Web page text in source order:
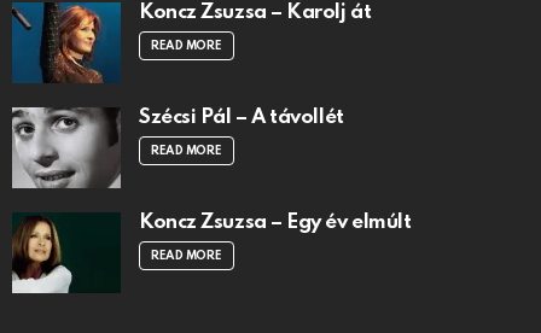
Koncz Zsuzsa – Karolj át
READ MORE
Szécsi Pál – A távollét
READ MORE
Koncz Zsuzsa – Egy év elmúlt
READ MORE